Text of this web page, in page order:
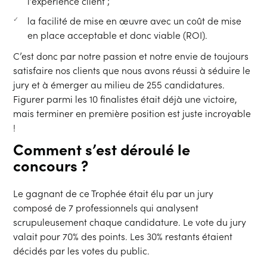
la facilité de mise en œuvre avec un coût de mise
en place acceptable et donc viable (ROI).
C’est donc par notre passion et notre envie de toujours
satisfaire nos clients que nous avons réussi à séduire le
jury et à émerger au milieu de 255 candidatures.
Figurer parmi les 10 finalistes était déjà une victoire,
mais terminer en première position est juste incroyable
!
Comment s’est déroulé le
concours ?
Le gagnant de ce Trophée était élu par un jury
composé de 7 professionnels qui analysent
scrupuleusement chaque candidature. Le vote du jury
valait pour 70% des points. Les 30% restants étaient
décidés par les votes du public.